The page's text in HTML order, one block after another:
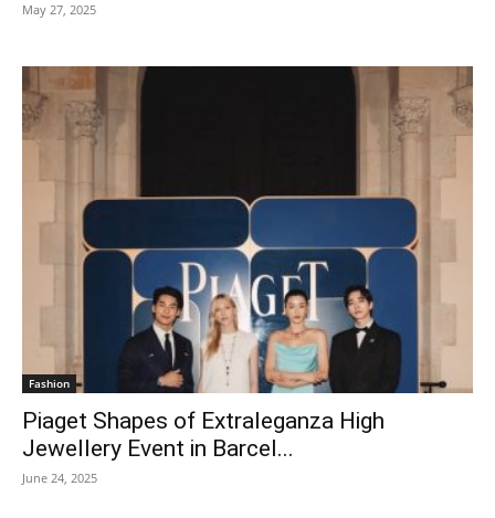
May 27, 2025
Fashion
Piaget Shapes of Extraleganza High
Jewellery Event in Barcel...
June 24, 2025